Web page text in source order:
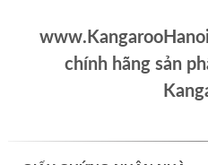
chính hãng sản